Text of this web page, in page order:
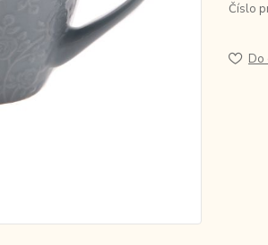
Číslo
Do